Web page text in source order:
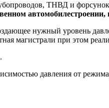
ТНВД и
нужный уровень
магистрали при этом
давления от